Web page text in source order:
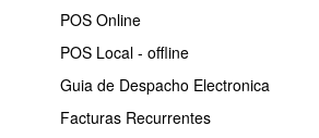
POS Online
POS Local - offline
Guia de Despacho Electronica
Facturas Recurrentes
1. Crear Orden de
Producción